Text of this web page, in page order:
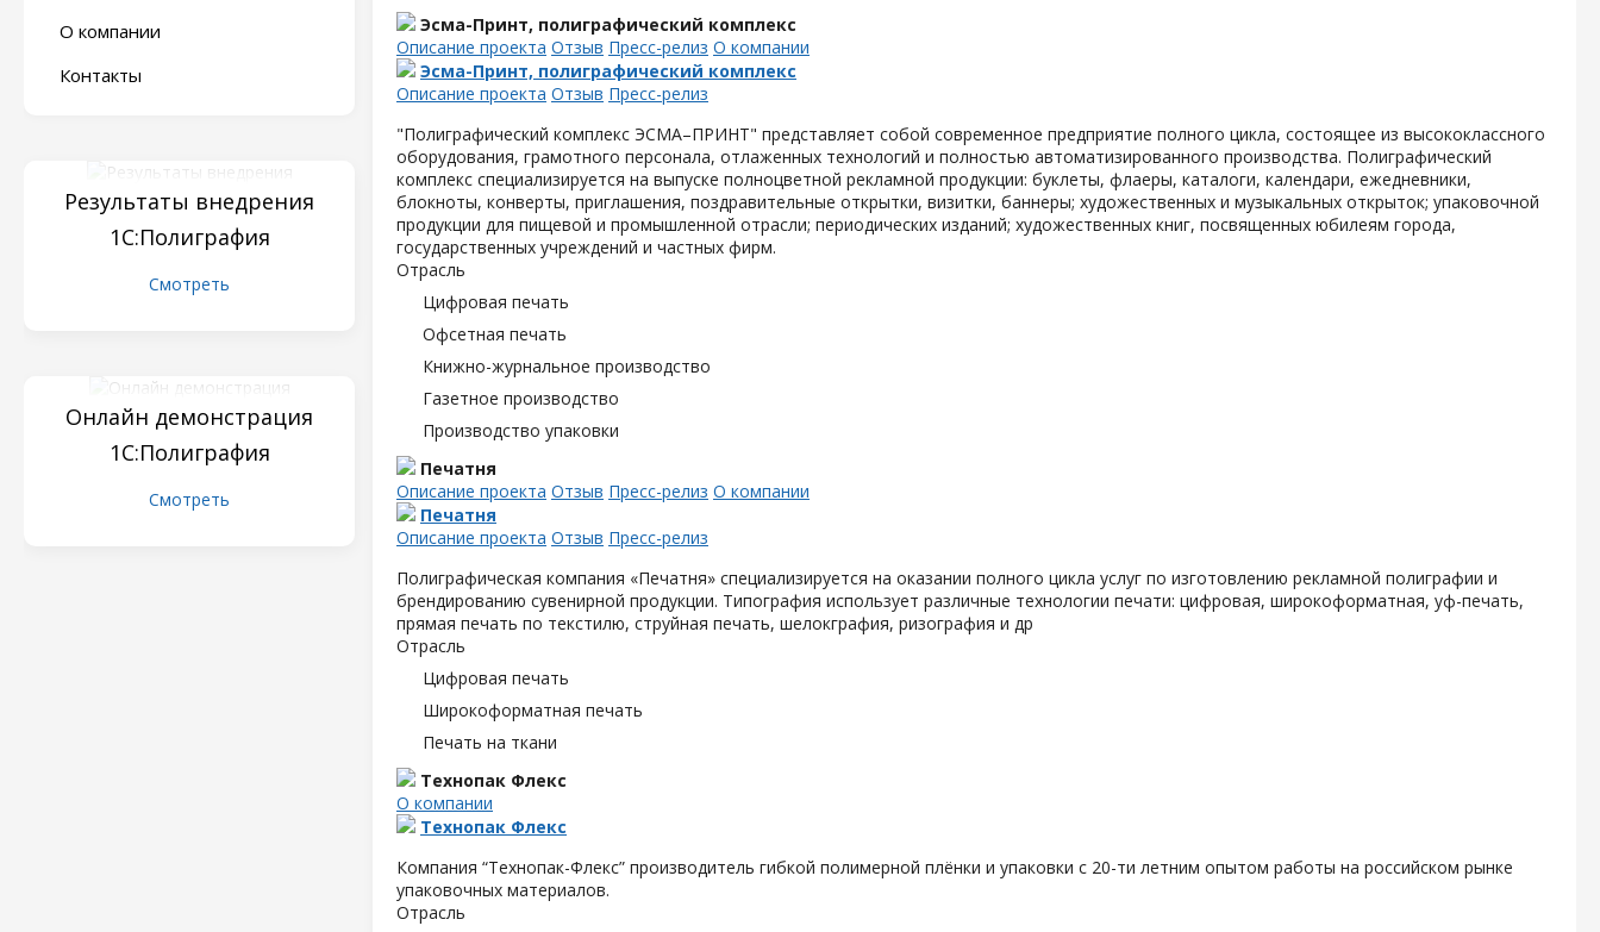
О компании
Контакты
Результаты внедрения
1С:Полиграфия
Смотреть
Онлайн демонстрация
1С:Полиграфия
Смотреть
Эсма-Принт, полиграфический комплекс
Описание проекта Отзыв Пресс-релиз О компании
Эсма-Принт, полиграфический комплекс
Описание проекта Отзыв Пресс-релиз
"Полиграфический комплекс ЭСМА–ПРИНТ" представляет собой современное предприятие полного цикла, состоящее из высококлассного
оборудования, грамотного персонала, отлаженных технологий и полностью автоматизированного производства. Полиграфический
комплекс специализируется на выпуске полноцветной рекламной продукции: буклеты, флаеры, каталоги, календари, ежедневники,
блокноты, конверты, приглашения, поздравительные открытки, визитки, баннеры; художественных и музыкальных открыток; упаковочной
продукции для пищевой и промышленной отрасли; периодических изданий; художественных книг, посвященных юбилеям города,
государственных учреждений и частных фирм.
Отрасль
Цифровая печать
Офсетная печать
Книжно-журнальное производство
Газетное производство
Производство упаковки
Печатня
Описание проекта Отзыв Пресс-релиз О компании
Печатня
Описание проекта Отзыв Пресс-релиз
Полиграфическая компания «Печатня» специализируется на оказании полного цикла услуг по изготовлению рекламной полиграфии и
брендированию сувенирной продукции. Типография использует различные технологии печати: цифровая, широкоформатная, уф-печать,
прямая печать по текстилю, струйная печать, шелокграфия, ризография и др
Отрасль
Цифровая печать
Широкоформатная печать
Печать на ткани
Технопак Флекс
О компании
Технопак Флекс
Компания “Технопак-Флекс” производитель гибкой полимерной плёнки и упаковки с 20-ти летним опытом работы на российском рынке
упаковочных материалов.
Отрасль